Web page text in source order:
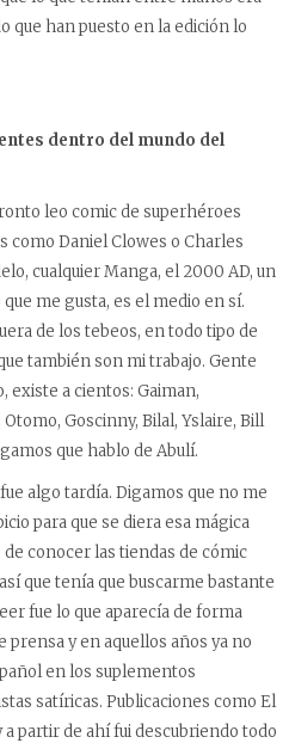
que han puesto en la edición lo
dentro del mundo del
leo comic de superhéroes
como Daniel Clowes o Charles
cualquier Manga, el 2000 AD, un
me gusta, es el medio en sí.
de los tebeos, en todo tipo de
también son mi trabajo. Gente
existe a cientos: Gaiman,
Goscinny, Bilal, Yslaire, Bill
que hablo de Abulí.
algo tardía. Digamos que no me
para que se diera esa mágica
conocer las tiendas de cómic
que tenía que buscarme bastante
fue lo que aparecía de forma
prensa y en aquellos años ya no
en los suplementos
satíricas. Publicaciones como El
partir de ahí fui descubriendo todo